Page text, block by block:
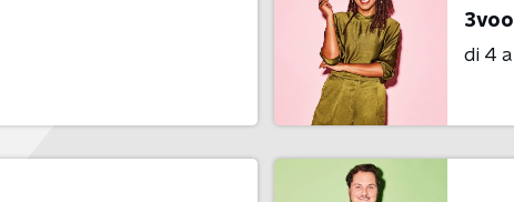
di 4